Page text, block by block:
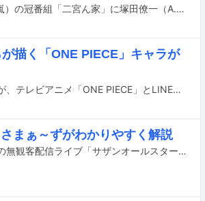
1月3日（日）16:15よりフジテレビ系で放送される二宮和也（嵐）の冠番組「二宮ん家」に塚田僚一（A.B.C-Z）、DJ 松永（Creepy Nuts）がゲスト出演する。
描く「ONE PIECE」キャラが
TERU（GLAY）、DREAMS COME TRUE、PUFFY、GReeeeNが、テレビアニメ「ONE PIECE」とLINEのコラボレーション企画「LINE Creators Collaboration x ONE PIECE」に参加する。
まぁ～ずがわかりやすく解説
サザンオールスターズが6月25日に神奈川・横浜アリーナで初の無観客配信ライブ「サザンオールスターズ 特別ライブ 2020『Keep Smilin' ～皆さん、ありがとうございます!!～』」を開催。この配信の視聴方法を解説した動画がYouTubeで公開された。